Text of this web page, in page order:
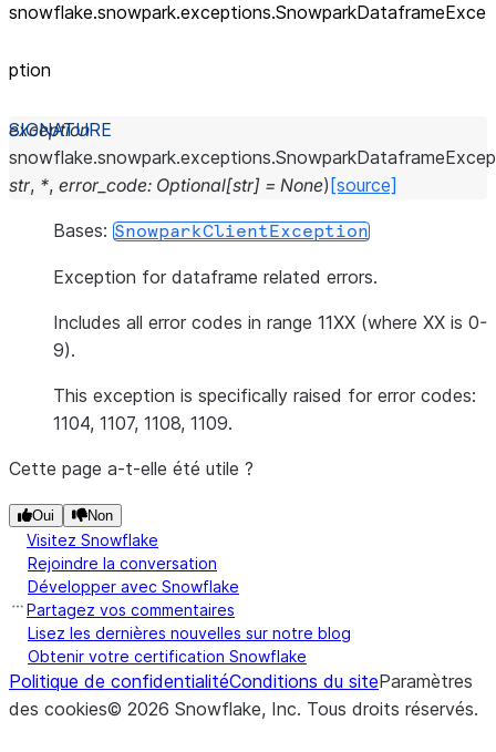
snowflake.snowpark.exceptions.SnowparkDataframeExce
ption
exception
snowflake.snowpark.exceptions.
str, *, error_code: Optional[str] = None) [source]
Bases: SnowparkClientException
Exception for dataframe related errors.
Includes all error codes in range 11XX (where XX is 0-
9).
This exception is specifically raised for error codes:
1104, 1107, 1108, 1109.
Cette page a-t-elle été utile ?
Oui Non
Visitez Snowflake
Rejoindre la conversation
Développer avec Snowflake
Partagez vos commentaires
Lisez les dernières nouvelles sur notre blog
Obtenir votre certification Snowflake
Politique de confidentialitéConditions du siteParamètres
des cookies© 2026 Snowflake, Inc. Tous droits réservés.